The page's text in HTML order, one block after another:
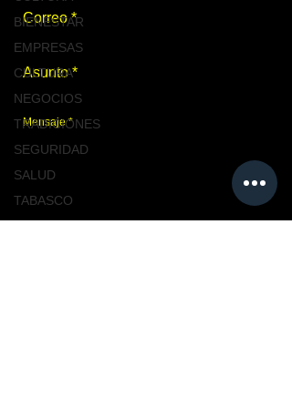
BIENESTAR
EMPRESAS
CULTURA
NEGOCIOS
TRADICIONES
SEGURIDAD
SALUD
TABASCO